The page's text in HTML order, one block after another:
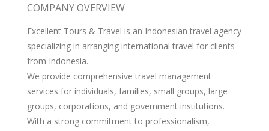
COMPANY OVERVIEW
Excellent Tours & Travel is an Indonesian travel agency
specializing in arranging international travel for clients
from Indonesia.
We provide comprehensive travel management
services for individuals, families, small groups, large
groups, corporations, and government institutions.
With a strong commitment to professionalism,